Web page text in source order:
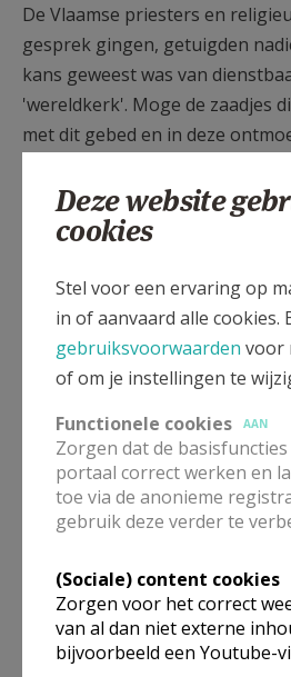
De Vlaamse priesters en
gesprek gingen, getuigden
kans geweest was van
'wereldkerk'. Moge de zaadjes
met dit gebed en in deze
harten.
Gepubliceerd door
Roepingenpastoraal Vlaanderen
Meer
Artikel
gebed Wereldjongerendagen
Deze website
cookies
Stel voor een ervaring op
in of aanvaard alle cookies.
gebruiksvoorwaarden voor
of om je instellingen te
Functionele cookies
AAN
Zorgen dat de
portaal correct werken en
toe via de anonieme
gebruik deze verder te
(Sociale) content cookies
Zorgen voor het correct
van al dan niet externe
bijvoorbeeld een Youtube-